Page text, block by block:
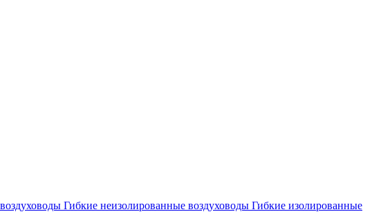
Гибкие неизолированные воздуховоды Гибкие изолированные